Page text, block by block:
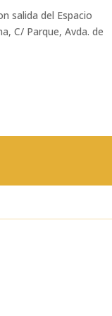
salida del Espacio
C/ Parque, Avda. de